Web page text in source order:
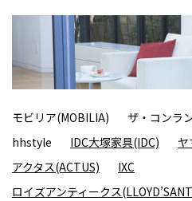
モビリア(MOBILIA)
ザ・コンラ
hhstyle
IDC大塚家具(IDC)
ヤ
アクタス(ACTUS)
IXC
ロイズアンティークス